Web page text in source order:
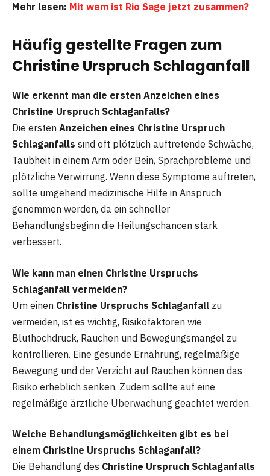
Mehr lesen: Mit wem ist Rio Sage jetzt zusammen?
Häufig gestellte Fragen zum
Christine Urspruch Schlaganfall
Wie erkennt man die ersten Anzeichen eines
Christine Urspruch Schlaganfalls?
Die ersten Anzeichen eines Christine Urspruch
Schlaganfalls sind oft plötzlich auftretende Schwäche,
Taubheit in einem Arm oder Bein, Sprachprobleme und
plötzliche Verwirrung. Wenn diese Symptome auftreten,
sollte umgehend medizinische Hilfe in Anspruch
genommen werden, da ein schneller
Behandlungsbeginn die Heilungschancen stark
verbessert.
Wie kann man einen Christine Urspruchs
Schlaganfall vermeiden?
Um einen Christine Urspruchs Schlaganfall zu
vermeiden, ist es wichtig, Risikofaktoren wie
Bluthochdruck, Rauchen und Bewegungsmangel zu
kontrollieren. Eine gesunde Ernährung, regelmäßige
Bewegung und der Verzicht auf Rauchen können das
Risiko erheblich senken. Zudem sollte auf eine
regelmäßige ärztliche Überwachung geachtet werden.
Welche Behandlungsmöglichkeiten gibt es bei
einem Christine Urspruchs Schlaganfall?
Die Behandlung des Christine Urspruch Schlaganfalls